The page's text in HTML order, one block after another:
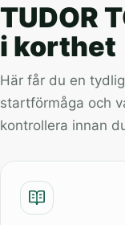
TUDOR
i korthet
Här får du en
startförmåga och
kontrollera innan